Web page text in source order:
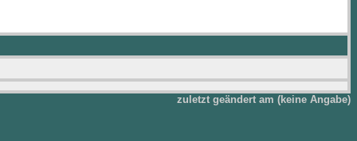
zuletzt geändert am (keine Angabe)